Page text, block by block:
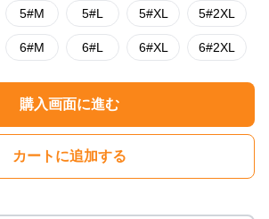
5#M 5#L 5#XL 5#2XL
6#M 6#L 6#XL 6#2XL
購入画面に進む
カートに追加する